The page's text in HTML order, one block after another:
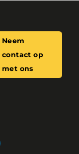
Neem
contact op
met ons